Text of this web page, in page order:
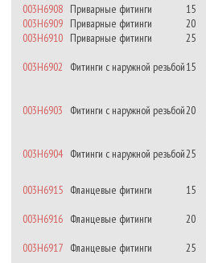
003H6908 Приварные фитинги
15
003H6909 Приварные фитинги
20
003H6910 Приварные фитинги
25
003H6902
Фитинги с наружной резьбой15
003H6903
Фитинги с наружной резьбой20
003H6904 Фитинги с наружной резьбой25
003H6915 Фланцевые фитинги 15
003H6916 Фланцевые фитинги 20
003H6917 Фланцевые фитинги 25